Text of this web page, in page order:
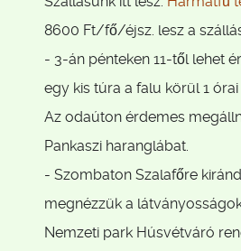
8600 Ft/fő/éjsz. lesz a
- 3-án pénteken 11-től lehet
egy kis túra a falu körül 1
Az odaúton érdemes
Pankaszi haranglábat.
- Szombaton Szalafőre
megnézzük a
Nemzeti park Húsvétváró